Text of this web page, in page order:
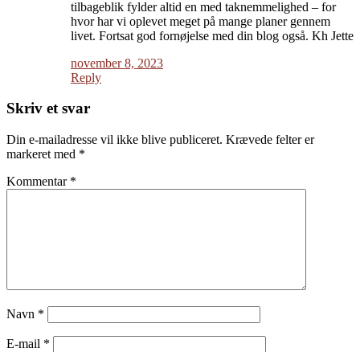
tilbageblik fylder altid en med taknemmelighed – for
hvor har vi oplevet meget på mange planer gennem
livet. Fortsat god fornøjelse med din blog også. Kh Jette
november 8, 2023
Reply
Skriv et svar
Din e-mailadresse vil ikke blive publiceret. Krævede felter er
markeret med *
Kommentar *
Navn *
E-mail *